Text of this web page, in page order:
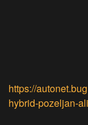
https://
hybrid-pozeljan-